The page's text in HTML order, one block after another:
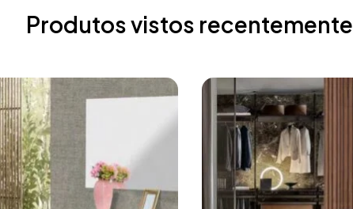
Produtos vistos recentemente